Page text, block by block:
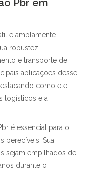
Pbr em
e amplamente
robustez,
e transporte de
aplicações desse
como ele
logísticos e a
é essencial para o
perecíveis. Sua
sejam empilhados de
durante o